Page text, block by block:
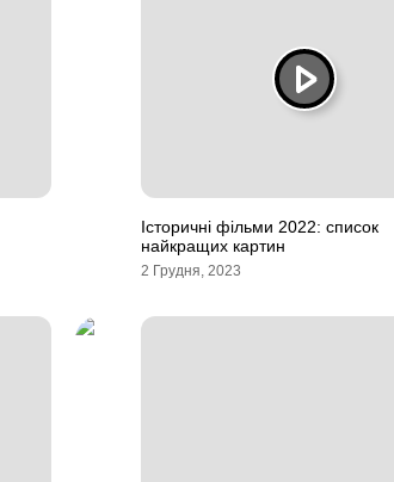
Історичні фільми 2022: список
найкращих картин
2 Грудня, 2023